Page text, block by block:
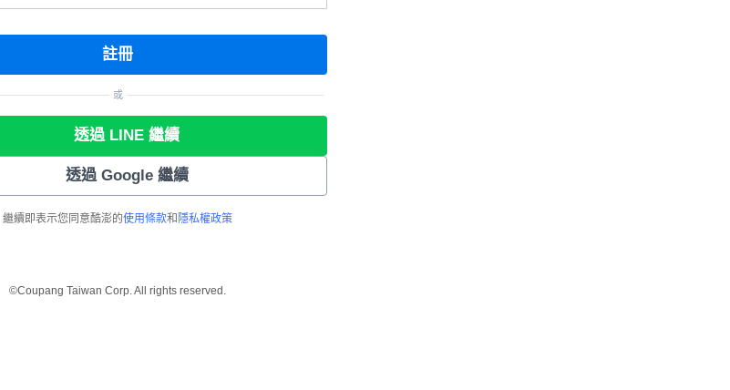
註冊
或
透過 LINE 繼續
透過 Google 繼續
繼續即表示您同意酷澎的使用條款和 隱私權政策
©Coupang Taiwan Corp. All rights reserved.